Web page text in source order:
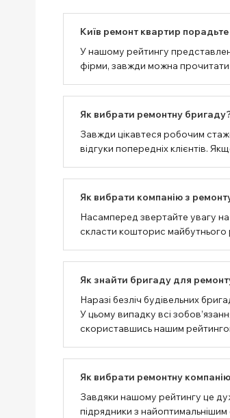
Київ ремонт квартир порадьте
У нашому рейтингу
фірми, завжди можна прочитати
Як вибрати ремонтну
Завжди цікавтеся робочим
відгуки попередніх клієнтів.
Як вибрати компанію з
Насамперед звертайте увагу на
скласти кошторис майбутнього
Як знайти бригаду для
Наразі безліч будівельних
У цьому випадку всі
скориставшись нашим
Як вибрати ремонтну
Завдяки нашому рейтингу це
підрядники з